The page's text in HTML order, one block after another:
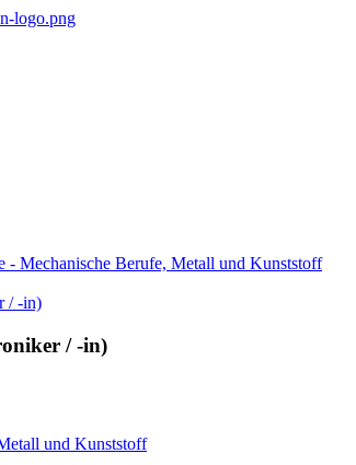
Mechanische Berufe, Metall und Kunststoff
/ -in)
und Kunststoff